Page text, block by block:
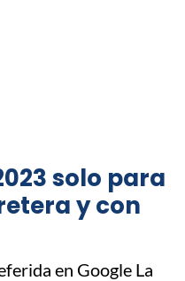
solo para
y con
en Google La